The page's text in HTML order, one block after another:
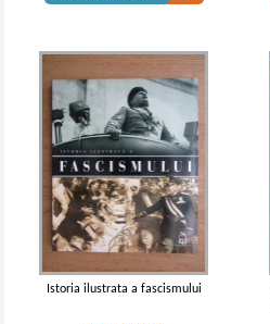
Istoria ilustrata a fascismului